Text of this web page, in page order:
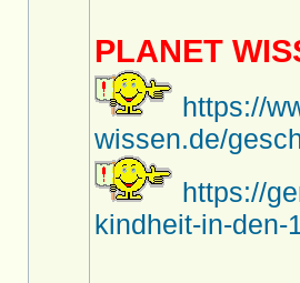
PLANET
https://
wissen.de/
https://
kindheit-in-den-